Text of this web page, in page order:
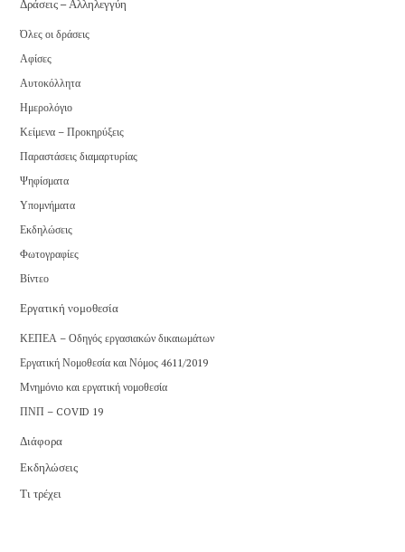
Δράσεις – Αλληλεγγύη
Όλες οι δράσεις
Αφίσες
Αυτοκόλλητα
Ημερολόγιο
Κείμενα – Προκηρύξεις
Παραστάσεις διαμαρτυρίας
Ψηφίσματα
Υπομνήματα
Εκδηλώσεις
Φωτογραφίες
Βίντεο
Εργατική νομοθεσία
ΚΕΠΕΑ – Οδηγός εργασιακών δικαιωμάτων
Εργατική Νομοθεσία και Νόμος 4611/2019
Μνημόνιο και εργατική νομοθεσία
ΠΝΠ – COVID 19
Διάφορα
Εκδηλώσεις
Τι τρέχει